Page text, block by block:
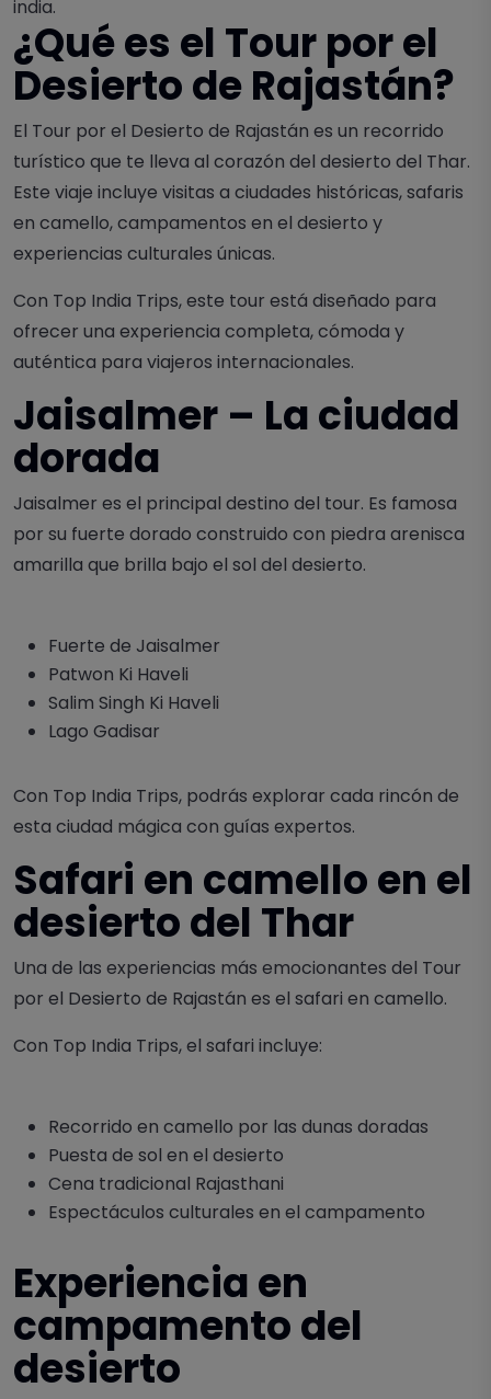
india.
¿Qué es el Tour por el
Desierto de Rajastán?
El Tour por el Desierto de Rajastán es un recorrido
turístico que te lleva al corazón del desierto del Thar.
Este viaje incluye visitas a ciudades históricas, safaris
en camello, campamentos en el desierto y
experiencias culturales únicas.
Con Top India Trips, este tour está diseñado para
ofrecer una experiencia completa, cómoda y
auténtica para viajeros internacionales.
Jaisalmer – La ciudad
dorada
Jaisalmer es el principal destino del tour. Es famosa
por su fuerte dorado construido con piedra arenisca
amarilla que brilla bajo el sol del desierto.
Fuerte de Jaisalmer
Patwon Ki Haveli
Salim Singh Ki Haveli
Lago Gadisar
Con Top India Trips, podrás explorar cada rincón de
esta ciudad mágica con guías expertos.
Safari en camello en el
desierto del Thar
Una de las experiencias más emocionantes del Tour
por el Desierto de Rajastán es el safari en camello.
Con Top India Trips, el safari incluye:
Recorrido en camello por las dunas doradas
Puesta de sol en el desierto
Cena tradicional Rajasthani
Espectáculos culturales en el campamento
Experiencia en
campamento del
desierto